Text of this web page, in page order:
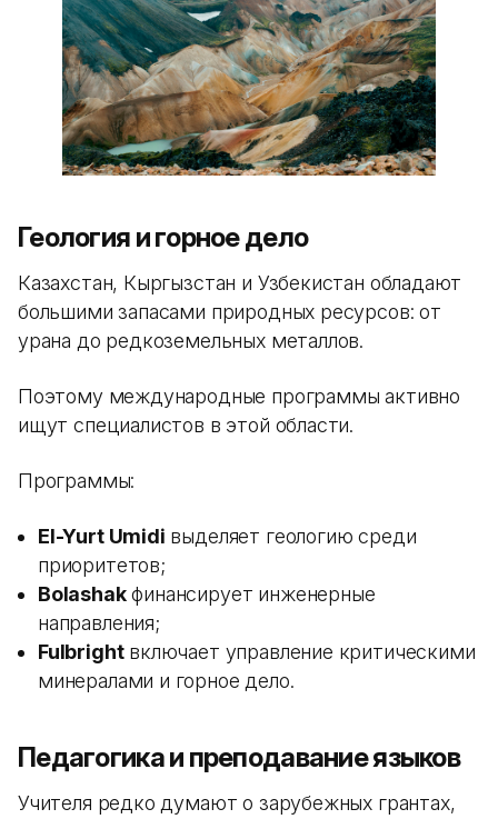
Геология и горное дело
Казахстан, Кыргызстан и Узбекистан обладают
большими запасами природных ресурсов: от
урана до редкоземельных металлов.
Поэтому международные программы активно
ищут специалистов в этой области.
Программы:
El-Yurt Umidi выделяет геологию среди
приоритетов;
Bolashakфинансирует инженерные
направления;
Fulbrightвключает управление критическими
минералами и горное дело.
Педагогика и преподавание языков
Учителя редко думают о зарубежных грантах,